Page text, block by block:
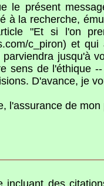
le présent
à la recherche,
"Et si l'on
c_piron) et
jusqu'à
sens de l'éthique
D'avance, je
l'assurance de
incluant des